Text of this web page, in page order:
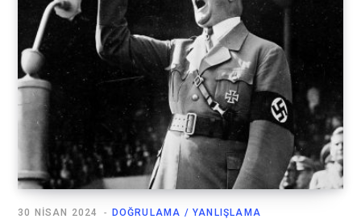
DOĞRULAMA / YANLIŞLAMA
30 NISAN 2024